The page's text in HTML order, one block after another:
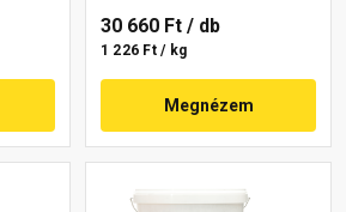
30 660 Ft / db
1 226 Ft / kg
Megnézem